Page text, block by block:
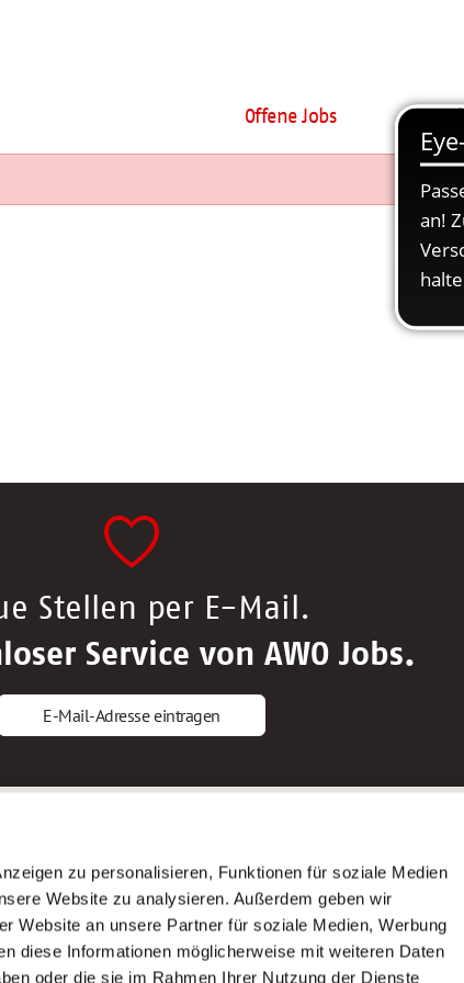
zu personalisieren, Funktionen für soziale Medien
Website zu analysieren. Außerdem geben wir
Website an unsere Partner für soziale Medien, Werbung
diese Informationen möglicherweise mit weiteren Daten
oder die sie im Rahmen Ihrer Nutzung der Dienste
Offene Jobs AWO
Stellen per E-Mail.
Service von AWO Jobs.
E-Mail-Adresse eintragen
AWO Gliederungen nach Bundesland
Stellenangebote nach Bundesländern
Sitemap
Impressum
Datenschutz